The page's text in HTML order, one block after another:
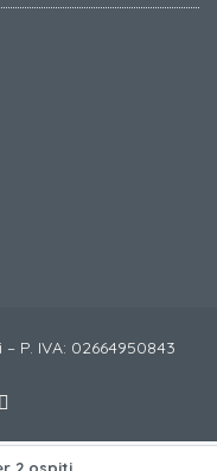
P. IVA: 02664950843